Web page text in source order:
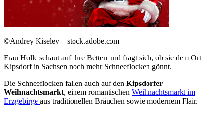
©Andrey Kiselev – stock.adobe.com
Frau Holle schaut auf ihre Betten und fragt sich, ob sie dem Ort
Kipsdorf in Sachsen noch mehr Schneeflocken gönnt.
Die Schneeflocken fallen auch auf den Kipsdorfer
Weihnachtsmarkt, einem romantischen Weihnachtsmarkt im
Erzgebirge aus traditionellen Bräuchen sowie modernem Flair.